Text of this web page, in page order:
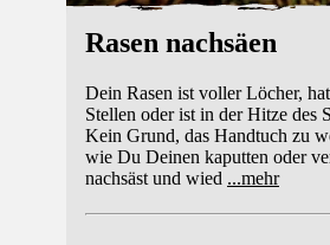
Rasen nachsäen
Dein Rasen ist voller Löcher,
Stellen oder ist in der Hitze des
Kein Grund, das Handtuch zu
wie Du Deinen kaputten oder
nachsäst und wied ...mehr